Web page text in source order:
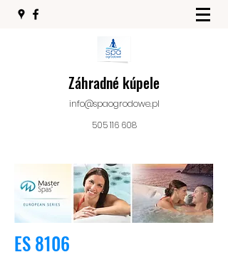
Záhradné kúpele
info@spaogrodowe.pl
505 116 608
ES 8106